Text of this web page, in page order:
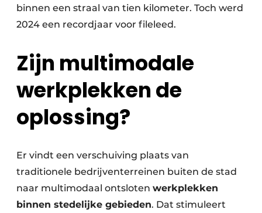
binnen een straal van tien kilometer. Toch werd
2024 een recordjaar voor fileleed.
Zijn multimodale
werkplekken de
oplossing?
Er vindt een verschuiving plaats van
traditionele bedrijventerreinen buiten de stad
naar multimodaal ontsloten werkplekken
binnen stedelijke gebieden. Dat stimuleert